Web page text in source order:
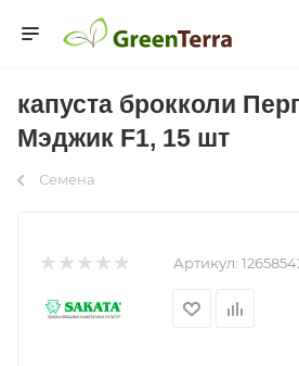
капуста брокколи
Мэджик F1, 15 шт
Семена
Артикул: